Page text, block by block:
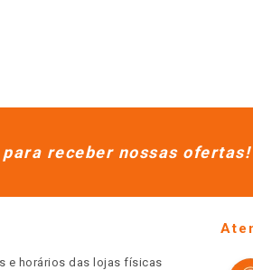
receber nossas ofertas!
e horários das lojas físicas